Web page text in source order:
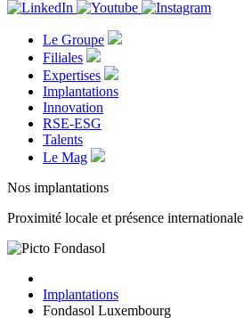
Le Groupe
Filiales
Expertises
Implantations
Innovation
RSE-ESG
Talents
Le Mag
Nos implantations
Proximité locale et présence internationale
Implantations
Fondasol Luxembourg